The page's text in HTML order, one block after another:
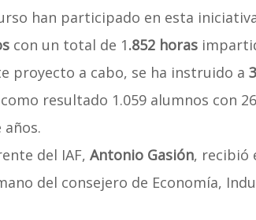
han participado en esta
con un total de 1.852 horas
proyecto a cabo, se ha instruido a
resultado 1.059 alumnos con
del IAF, Antonio Gasión, recibió
del consejero de Economía,